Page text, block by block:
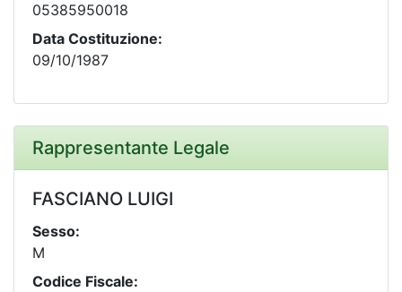
05385950018
Data Costituzione:
09/10/1987
Rappresentante Legale
FASCIANO LUIGI
Sesso:
M
Codice Fiscale: